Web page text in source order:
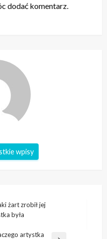
dodać komentarz.
wpisy
żart zrobił jej
była
artystka